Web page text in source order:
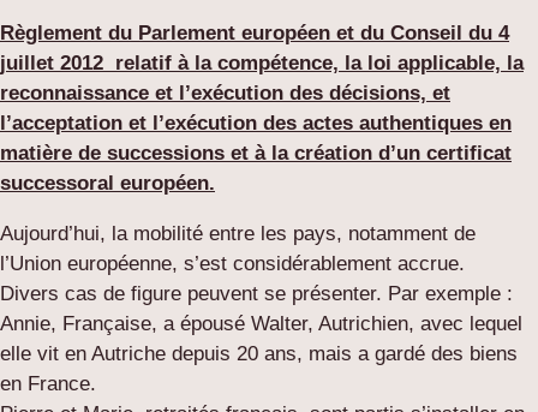
Règlement du Parlement européen et du Conseil du 4
juillet 2012 relatif à la compétence, la loi applicable, la
reconnaissance et l’exécution des décisions, et
l’acceptation et l’exécution des actes authentiques en
matière de successions et à la création d’un certificat
successoral européen.
Aujourd’hui, la mobilité entre les pays, notamment de
l’Union européenne, s’est considérablement accrue.
Divers cas de figure peuvent se présenter. Par exemple :
Annie, Française, a épousé Walter, Autrichien, avec lequel
elle vit en Autriche depuis 20 ans, mais a gardé des biens
en France.